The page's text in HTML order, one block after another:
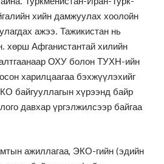
хийн дамжуулах хоолойн
ажээ. Тажикистан нь
хөрш Афганистантай хилийн
ОХУ болон ТУХН-ийн
харилцаагаа бэхжүүлэхийг
байгууллагын хүрээнд байр
давхар үргэлжилсээр байгаа
ажиллагаа, ЭКО-гийн (эдийн